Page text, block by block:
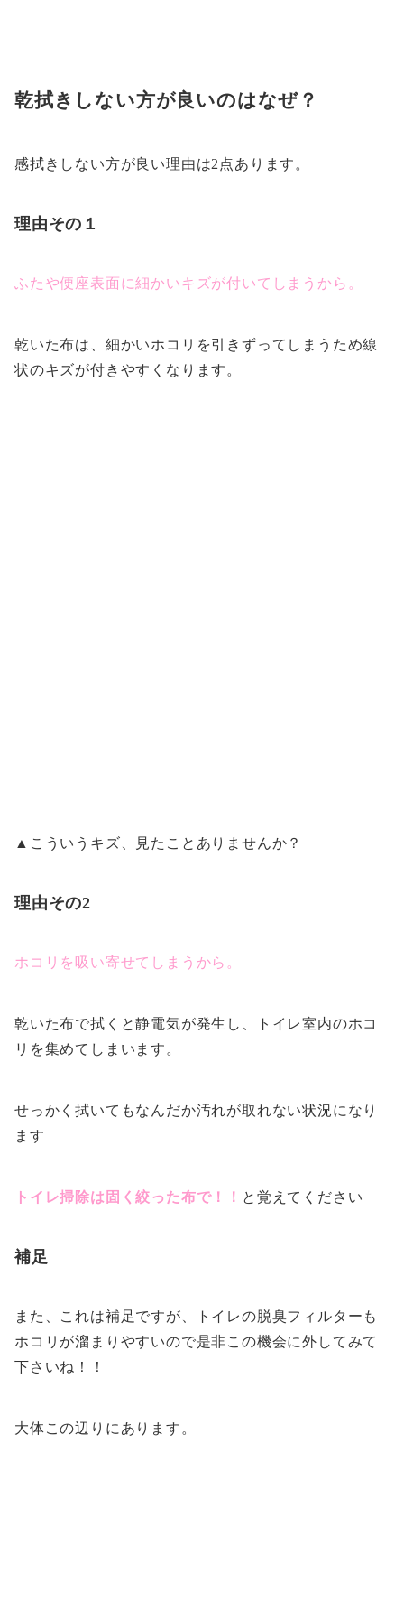
乾拭きしない方が良いのはなぜ？
感拭きしない方が良い理由は2点あります。
理由その１
ふたや便座表面に細かいキズが付いてしまうから。
乾いた布は、細かいホコリを引きずってしまうため線
状のキズが付きやすくなります。
▲こういうキズ、見たことありませんか？
理由その2
ホコリを吸い寄せてしまうから。
乾いた布で拭くと静電気が発生し、トイレ室内のホコ
リを集めてしまいます。
せっかく拭いてもなんだか汚れが取れない状況になり
ます
トイレ掃除は固く絞った布で！！ と覚えてください
補足
また、これは補足ですが、トイレの脱臭フィルターも
ホコリが溜まりやすいので是非この機会に外してみて
下さいね！！
大体この辺りにあります。